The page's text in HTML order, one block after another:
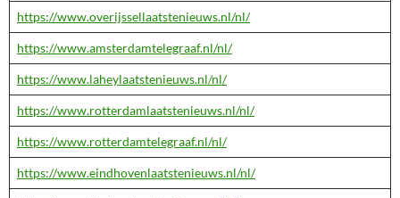
https://www.overijssellaatstenieuws.nl/nl/
https://www.amsterdamtelegraaf.nl/nl/
https://www.laheylaatstenieuws.nl/nl/
https://www.rotterdamlaatstenieuws.nl/nl/
https://www.rotterdamtelegraaf.nl/nl/
https://www.eindhovenlaatstenieuws.nl/nl/